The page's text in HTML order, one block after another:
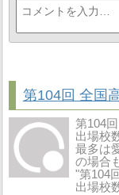
第104
出場校
最多は
の場合
"第104
出場校